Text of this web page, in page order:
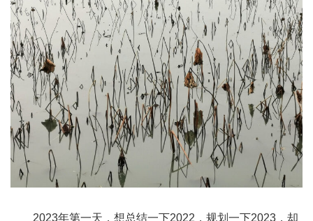
2023年第一天，想总结一下2022，规划一下2023，却